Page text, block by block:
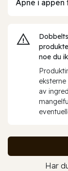
Åpne i appen
noe du
av
Har